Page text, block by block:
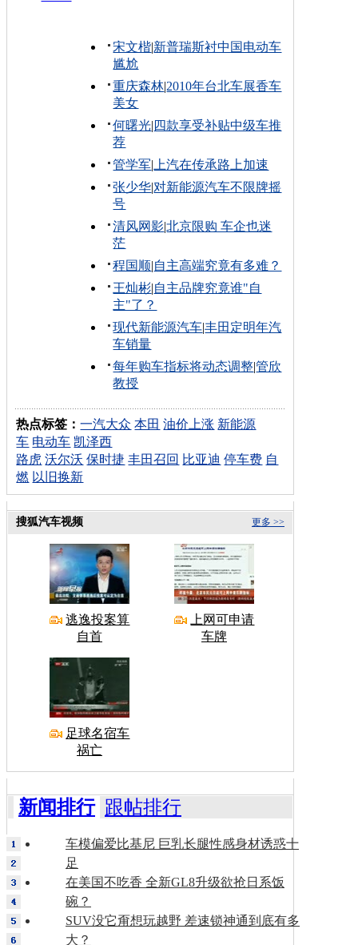
宋文楷|新普瑞斯衬中国电动车
尴尬
重庆森林|2010年台北车展香车
美女
何曙光| 四款享受补贴中级车推
荐
管学军| 上汽在传承路上加速
张少华|对新能源汽车不限牌摇
号
清风网影|北京限购 车企也迷
茫
程国顺|自主高端究竟有多难？
王灿彬|自主品牌究竟谁"自
主"了？
现代新能源汽车|丰田定明年汽
车销量
每年购车指标将动态调整|管欣
教授
热点标签：一汽大众 本田 油价上涨 新能源
车 电动车 凯泽西
路虎 沃尔沃 保时捷 丰田召回 比亚迪 停车费 自
燃 以旧换新
更多 >>
搜狐汽车视频
逃逸投案算
自首
上网可申请
车牌
足球名宿车
祸亡
新闻排行 跟帖排行
车模偏爱比基尼 巨乳长腿性感身材诱惑十
足
在美国不吃香 全新GL8升级欲抢日系饭
碗？
SUV没它甭想玩越野 差速锁神通到底有多
大？